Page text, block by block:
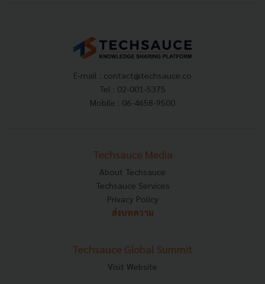
E-mail : contact@techsauce.co
Tel : 02-001-5375
Mobile : 06-4658-9500
Techsauce Media
About Techsauce
Techsauce Services
Privacy Policy
ส่งบทความ
Techsauce Global Summit
Visit Website